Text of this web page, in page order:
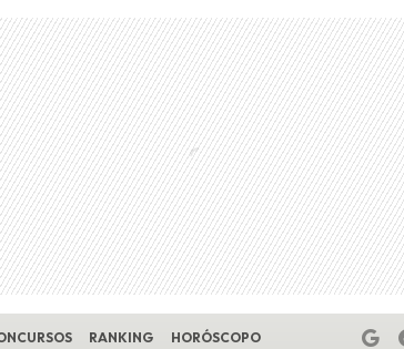
RANKING HORÓSCOPO